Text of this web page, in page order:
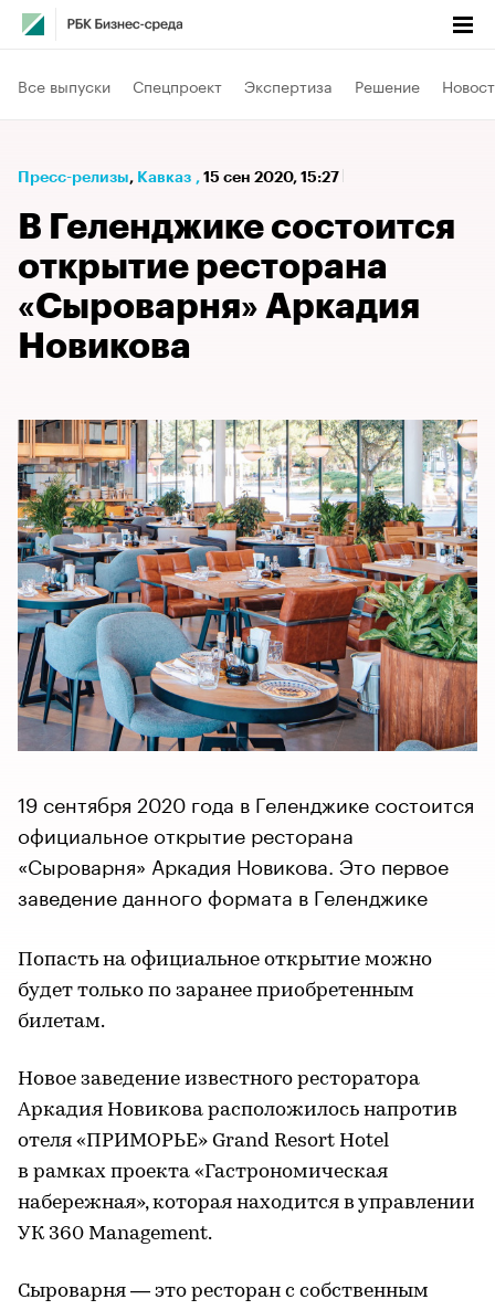
Все выпуски Спецпроект Экспертиза Решение
Пресс-релизы⁠, Кавказ , 15 сен 2020, 15:27
В Геленджике состоится
открытие ресторана
«Сыроварня» Аркадия
Новикова
19 сентября 2020 года в Геленджике состоится
официальное открытие ресторана
«Сыроварня» Аркадия Новикова. Это первое
заведение данного формата в Геленджике
Попасть на официальное открытие можно
будет только по заранее приобретенным
билетам.
Новое заведение известного ресторатора
Аркадия Новикова расположилось напротив
отеля «ПРИМОРЬЕ» Grand Resort Hotel
в рамках проекта «Гастрономическая
набережная», которая находится в управлении
УК 360 Management.
Сыроварня — это ресторан с собственным